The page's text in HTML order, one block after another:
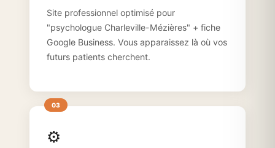
Site professionnel optimisé pour
"psychologue Charleville-Mézières" + fiche
Google Business. Vous apparaissez là où vos
futurs patients cherchent.
⚙️